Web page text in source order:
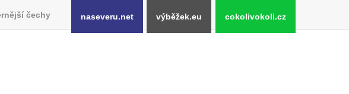
čechy naseveru.net výběžek.eu cokolivokoli.cz